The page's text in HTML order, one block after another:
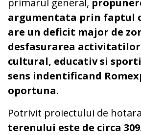
primarul general,
argumentata prin faptul
are un deficit major de
desfasurarea
cultural, educativ si
sens indentificand
oportuna.
Potrivit proiectului de
terenului este de circa